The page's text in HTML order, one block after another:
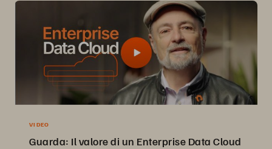
VIDEO
Guarda: Il valore di un Enterprise Data Cloud